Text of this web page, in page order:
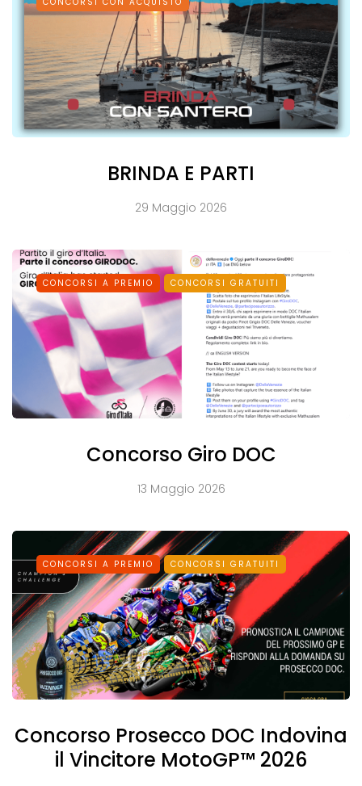
BRINDA E PARTI
29 Maggio 2026
CONCORSI A PREMIO CONCORSI GRATUITI
Concorso Giro DOC
13 Maggio 2026
CONCORSI A PREMIO CONCORSI GRATUITI
Concorso Prosecco DOC Indovina
il Vincitore MotoGP™ 2026